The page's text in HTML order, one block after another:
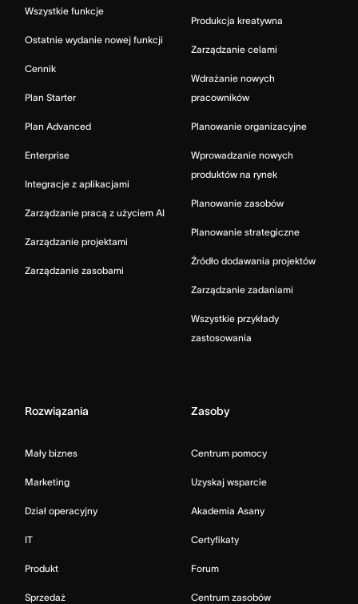
Wszystkie funkcje
Ostatnie wydanie nowej funkcji
Cennik
Plan Starter
Plan Advanced
Enterprise
Integracje z aplikacjami
Zarządzanie pracą z użyciem AI
Zarządzanie projektami
Zarządzanie zasobami
Produkcja kreatywna
Zarządzanie celami
Wdrażanie nowych
pracowników
Planowanie organizacyjne
Wprowadzanie nowych
produktów na rynek
Planowanie zasobów
Planowanie strategiczne
Źródło dodawania projektów
Zarządzanie zadaniami
Wszystkie przykłady
zastosowania
Rozwiązania
Mały biznes
Marketing
Dział operacyjny
IT
Produkt
Sprzedaż
Zasoby
Centrum pomocy
Uzyskaj wsparcie
Akademia Asany
Certyfikaty
Forum
Centrum zasobów